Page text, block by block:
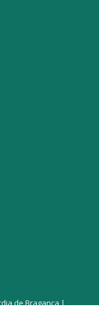
de Bragança |